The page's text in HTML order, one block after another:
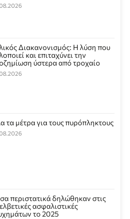
Διακανονισμός: Η λύση που
και επιταχύνει την
ύστερα από τροχαίο
τα μέτρα για τους πυρόπληκτους
περιστατικά δηλώθηκαν στις
ασφαλιστικές
το 2025